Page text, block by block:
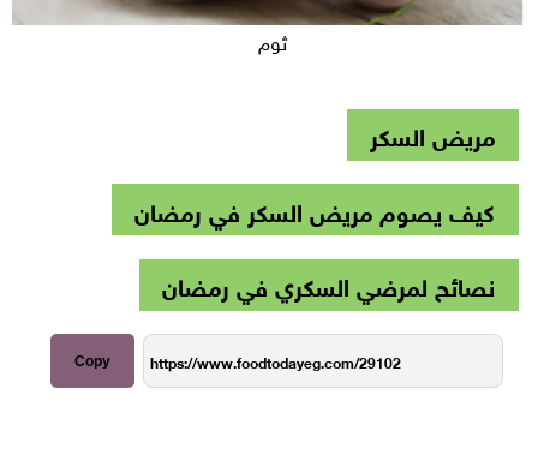
ثوم
مريض السكر
كيف يصوم مريض السكر في رمضان
نصائح لمرضي السكري في رمضان
Copy